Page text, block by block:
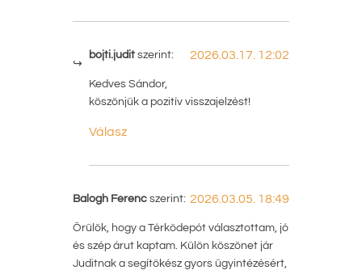
bojti.judit szerint: 2026.03.17. 12:02
Kedves Sándor,
köszönjük a pozitív visszajelzést!
Válasz
Balogh Ferenc szerint: 2026.03.05. 18:49
Örülök, hogy a Térkődepót választottam, jó
és szép árut kaptam. Külön köszönet jár
Juditnak a segítőkész gyors ügyintézésért,